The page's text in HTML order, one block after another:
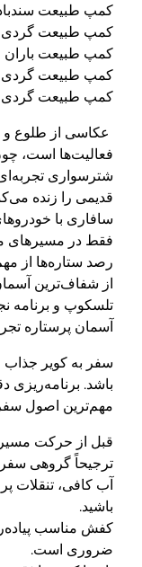
کمپ طبیعت
کمپ طبیعت گردی
کمپ طبیعت باران
کمپ طبیعت
کمپ طبیعت گردی
عکاسی از طلوع
فعالیت‌ها است،
شترسواری
قدیمی را زنده
سافاری با
فقط در مسیرهای
رصد ستاره‌ها از
از شفاف‌ترین
تلسکوپ و برنامه
آسمان پرستاره
سفر به کویر جذاب
باشد.
مهم‌ترین اصول
قبل از حرکت
ترجیحاً گروهی سفر
آب کافی، تنقلات
باشید.
کفش مناسب
ضروری است.